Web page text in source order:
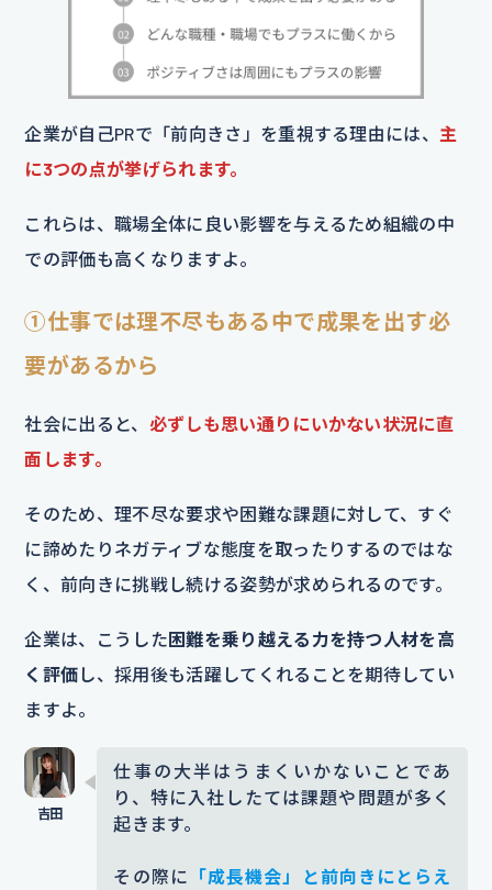
企業が自己PRで「前向きさ」を重視する理由には、 主
に3つの点が挙げられます。
これらは、職場全体に良い影響を与えるため組織の中
での評価も高くなりますよ。
①仕事では理不尽もある中で成果を出す必
要があるから
社会に出ると、 必ずしも思い通りにいかない状況に直
面します。
そのため、理不尽な要求や困難な課題に対して、すぐ
に諦めたりネガティブな態度を取ったりするのではな
く、前向きに挑戦し続ける姿勢が求められるのです。
企業は、こうした困難を乗り越える力を持つ人材を高
く評価 し、採用後も活躍してくれることを期待してい
ますよ。
仕事の大半はうまくいかないことであ
り、特に入社したては課題や問題が多く
起きます。
その際に
「成長機会」と前向きにとらえ